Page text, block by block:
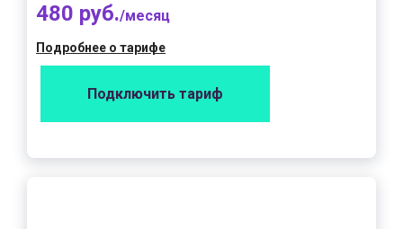
480 руб./месяц
Подробнее о тарифе
Подключить тариф